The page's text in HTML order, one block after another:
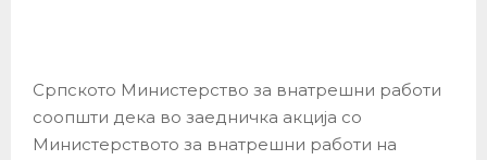
Српското Министерство за внатрешни работи
соопшти дека во заедничка акција со
Министерството за внатрешни работи на